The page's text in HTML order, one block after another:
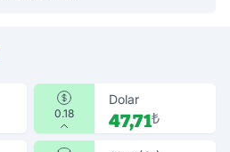
0.18
Dolar
47,71₺